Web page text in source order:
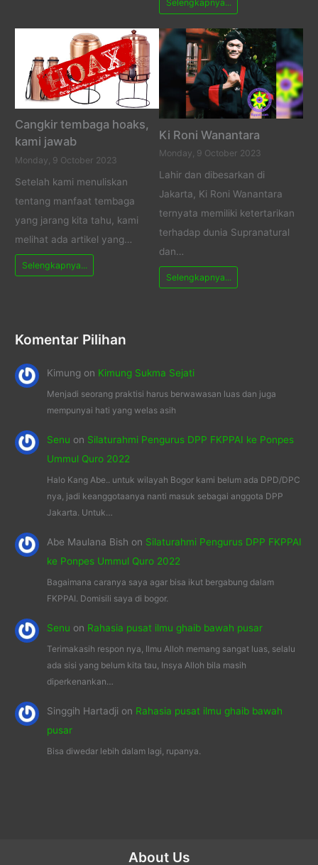
Selengkapnya...
Cangkir tembaga hoaks,
kami jawab
Monday, 9 October 2023
Setelah kami menuliskan
tentang manfaat tembaga
yang jarang kita tahu, kami
melihat ada artikel yang…
Selengkapnya...
Ki Roni Wanantara
Monday, 9 October 2023
Lahir dan dibesarkan di
Jakarta, Ki Roni Wanantara
ternyata memiliki ketertarikan
terhadap dunia Supranatural
dan…
Selengkapnya...
Komentar Pilihan
Kimung on Kimung Sukma Sejati
Menjadi seorang praktisi harus berwawasan luas dan juga
mempunyai hati yang welas asih
Senu on Silaturahmi Pengurus DPP FKPPAI ke Ponpes
Ummul Quro 2022
Halo Kang Abe.. untuk wilayah Bogor kami belum ada DPD/DPC
nya, jadi keanggotaanya nanti masuk sebagai anggota DPP
Jakarta. Untuk…
Abe Maulana Bish on Silaturahmi Pengurus DPP FKPPAI
ke Ponpes Ummul Quro 2022
Bagaimana caranya saya agar bisa ikut bergabung dalam
FKPPAI. Domisili saya di bogor.
Senu on Rahasia pusat ilmu ghaib bawah pusar
Terimakasih respon nya, Ilmu Alloh memang sangat luas, selalu
ada sisi yang belum kita tau, Insya Alloh bila masih
diperkenankan…
Singgih Hartadjion Rahasia pusat ilmu ghaib bawah
pusar
Bisa diwedar lebih dalam lagi, rupanya.
About Us